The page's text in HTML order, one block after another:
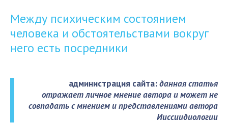
Между психическим состоянием
человека и обстоятельствами вокруг
него есть посредники
администрация сайта:данная статья
отражает личное мнение автора и может не
совпадать с мнением и представлениями автора
Ииссиидиологии